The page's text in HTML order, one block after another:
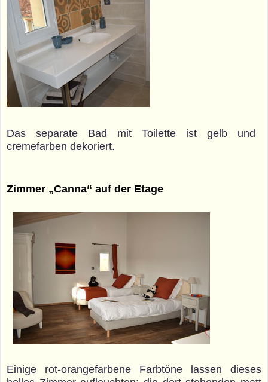
Das separate Bad mit Toilette ist gelb und
cremefarben dekoriert.
Zimmer „Canna“ auf der Etage
Einige rot-orangefarbene Farbtöne lassen dieses